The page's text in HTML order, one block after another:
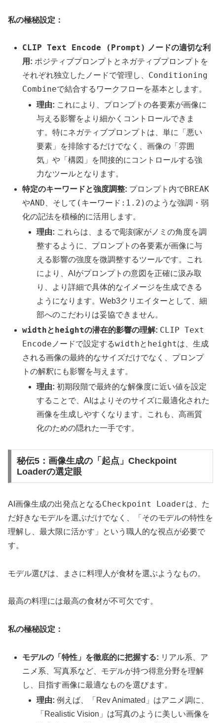
私の極秘設定：
CLIP Text Encode (Prompt)
ノードの適切な利
用: ポジティブプロンプトとネガティブプロンプトを
それぞれ独立したノードで管理し、 Conditioning
Combineで結合するワークフローを基本とします。
理由: これにより、プロンプトの各要素が画像に
与える影響をより細かくコントロールできま
す。特にネガティブプロンプトは、単に「悪い
要素」を排除するだけでなく、画像の「雰囲
気」や「構図」を間接的にコントロールする強
力なツールとなります。
特定のキーワードと強度調整: プロンプト内でBREAK
やAND 、そして (キーワード:1.2)のような強調・弱
化の記法を積極的に活用します。
理由: これらは、まるで彫刻家がノミの角度を調
整するように、プロンプトの各要素が画像に与
える影響の強度を微調整するツールです。これ
により、AIがプロンプトの意図を正確に汲み取
り、より詳細で具体的なイメージを生成できる
ようになります。Web3クリエイターとして、細
部へのこだわりは妥協できません。
widthとheightの潜在的影響の理解: CLIP Text
Encode ノードで設定するwidthと heightは、生成
される画像の最終的なサイズだけでなく、プロンプ
トの解釈にも影響を与えます。
理由: 初期段階で最終的な解像度に近い値を設定
することで、AIはよりそのサイズに最適化された
画像を生成しやすくなります。これも、高画質
化のための隠れた一手です。
秘伝5：画像生成の「起点」Checkpoint
Loaderの選定眼
AI画像生成の出発点となるCheckpoint Loaderは、た
だ好きなモデルを選ぶだけでなく、「そのモデルの特性を
理解し、最大限に活かす」という職人的な視点が必要で
す。
モデル選びは、まさに料理人が食材を選ぶようなもの。
最高の料理には最高の食材が不可欠です。
私の極秘設定：
モデルの「特性」を徹底的に把握する: リアル系、ア
ニメ系、写真系など、モデルが持つ得意分野を理解
し、目指す画像に最適なものを選びます。
理由: 例えば、「Rev Animated」はアニメ調に、
「Realistic Vision」は写真のように美しい画像を